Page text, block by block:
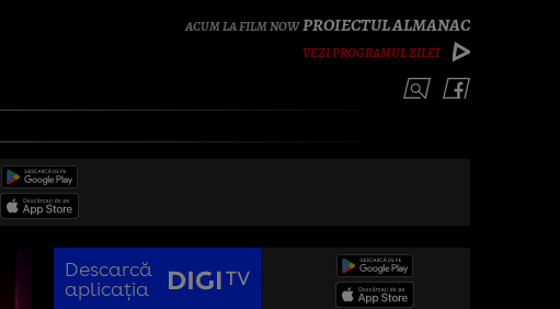
PROIECTUL ALMANAC
VEZI PROGRAMUL ZILEI
Descarcă
aplicația